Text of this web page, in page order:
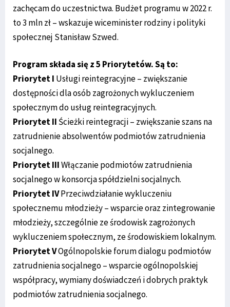
zachęcam do uczestnictwa. Budżet programu w 2022 r.
to 3 mln zł – wskazuje wiceminister rodziny i polityki
społecznej Stanisław Szwed.
Program składa się z 5 Priorytetów. Są to:
Priorytet I Usługi reintegracyjne – zwiększanie
dostępności dla osób zagrożonych wykluczeniem
społecznym do usług reintegracyjnych.
Priorytet II Ścieżki reintegracji – zwiększanie szans na
zatrudnienie absolwentów podmiotów zatrudnienia
socjalnego.
Priorytet IIIWłączanie podmiotów zatrudnienia
socjalnego w konsorcja spółdzielni socjalnych.
Priorytet IVPrzeciwdziałanie wykluczeniu
społecznemu młodzieży – wsparcie oraz zintegrowanie
młodzieży, szczególnie ze środowisk zagrożonych
wykluczeniem społecznym, ze środowiskiem lokalnym.
Priorytet VOgólnopolskie forum dialogu podmiotów
zatrudnienia socjalnego – wsparcie ogólnopolskiej
współpracy, wymiany doświadczeń i dobrych praktyk
podmiotów zatrudnienia socjalnego.